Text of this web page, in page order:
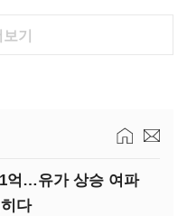
기
억…유가 상승 여파
다